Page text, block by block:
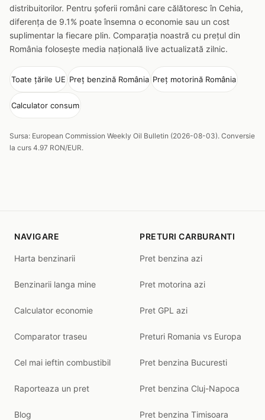
distribuitorilor. Pentru șoferii români care călătoresc în Cehia,
diferența de 9.1% poate însemna o economie sau un cost
suplimentar la fiecare plin. Comparația noastră cu prețul din
România folosește media națională live actualizată zilnic.
Toate țările UE Preț benzină România Preț motorină România
Calculator consum
Sursa: European Commission Weekly Oil Bulletin (2026-08-03). Conversie
la curs 4.97 RON/EUR.
NAVIGARE
Harta benzinarii
Benzinarii langa mine
Calculator economie
Comparator traseu
Cel mai ieftin combustibil
Raporteaza un pret
Blog
PRETURI CARBURANTI
Pret benzina azi
Pret motorina azi
Pret GPL azi
Preturi Romania vs Europa
Pret benzina Bucuresti
Pret benzina Cluj-Napoca
Pret benzina Timisoara